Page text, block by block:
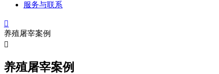
服务与联系

养殖屠宰案例

养殖屠宰案例